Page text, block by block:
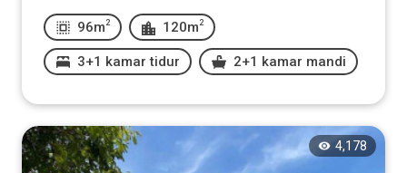
96m 2 120m 2
3+1 kamar tidur 2+1 kamar mandi
4,178